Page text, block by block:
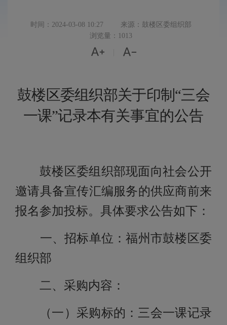
时间：2024-03-08 10:27
来源：鼓楼区委组织部
浏览量：1013
 
鼓楼区委组织部关于印制 “三会
一课”记录本有关事宜的公告
鼓楼区委组织部现面向社会公开
邀请具备宣传汇编服务的供应商前来
报名参加投标。具体要求公告如下：
一、招标单位：福州市鼓楼区委
组织部
二、采购内容：
（一）采购标的：三会一课记录